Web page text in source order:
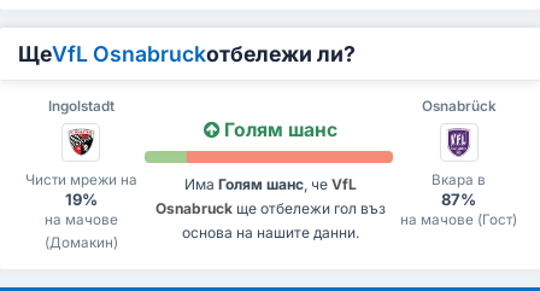
ЩеVfL Osnabruckотбележи ли?
Ingolstadt Osnabrück
Чисти мрежи на
19%
на мачове
(Домакин)
Голям шанс
Има Голям шанс, че VfL
Osnabruckще отбележи гол въз
основа на нашите данни.
Вкара в
87%
на мачове (Гост)